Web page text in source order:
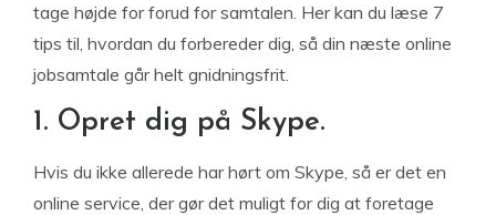
tage højde for forud for samtalen. Her kan du læse 7
tips til, hvordan du forbereder dig, så din næste online
jobsamtale går helt gnidningsfrit.
1. Opret dig på Skype.
Hvis du ikke allerede har hørt om Skype, så er det en
online service, der gør det muligt for dig at foretage